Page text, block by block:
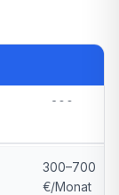
~300
300–700
€/Monat